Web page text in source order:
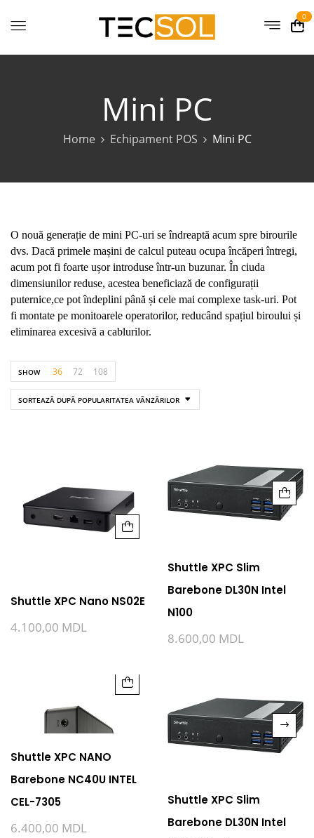
0
Mini PC
Home Echipament POS Mini PC
O nouă generație de mini PC-uri se îndreaptă acum spre birourile
dvs. Dacă primele mașini de calcul puteau ocupa încăperi întregi,
acum pot fi foarte ușor introduse într-un buzunar. În ciuda
dimensiunilor reduse, acestea beneficiază de configurații
puternice,ce pot îndeplini până și cele mai complexe task-uri. Pot
fi montate pe monitoarele operatorilor, reducând spațiul biroului și
eliminarea excesivă a cablurilor.
SORTEAZĂ DUPĂ POPULARITATEA VÂNZĂRILOR
SHOW 36 72 108
Shuttle XPC Nano NS02E
4.100,00 MDL
Shuttle XPC Slim
Barebone DL30N Intel
N100
8.600,00 MDL
Shuttle XPC NANO
Barebone NC40U INTEL
CEL-7305
6.400,00 MDL
Shuttle XPC Slim
Barebone DL30N Intel